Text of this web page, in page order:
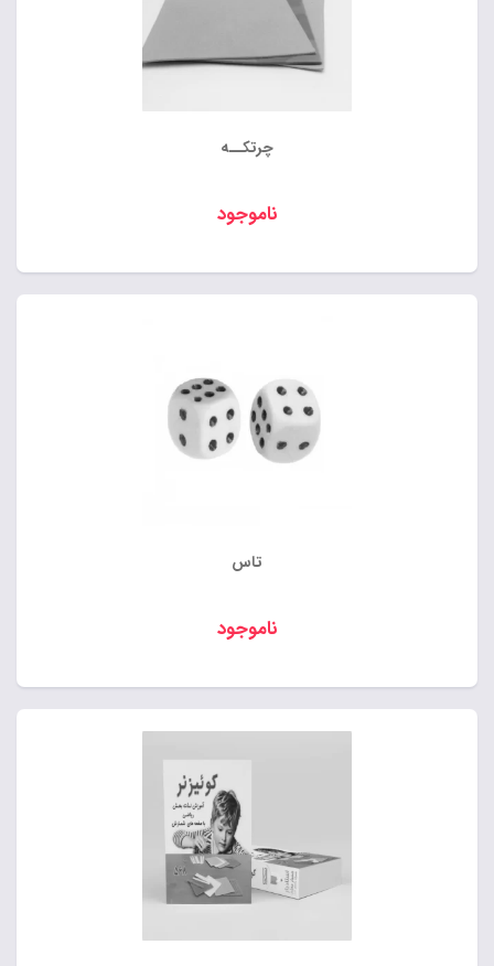
چرتکــه
ناموجود
تاس
ناموجود